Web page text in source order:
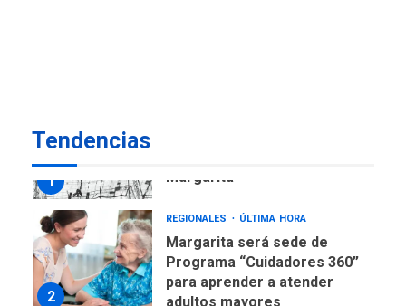
Tendencias
2
para aprender a atender
Mariño fortalece capacidad
operativa con flota
vehicular de 60 unidades